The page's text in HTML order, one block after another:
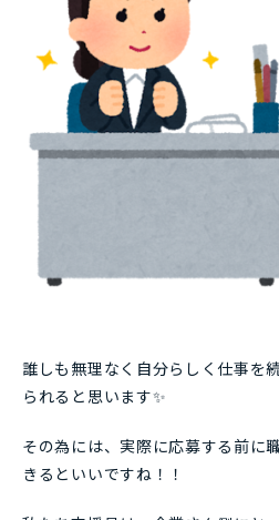
誰しも無理なく自分らしく仕事を
られると思います✨
その為には、実際に応募する前に
きるといいですね！！